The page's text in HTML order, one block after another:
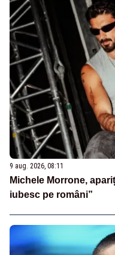
9 aug. 2026, 08:11
Michele Morrone,
iubesc pe români”